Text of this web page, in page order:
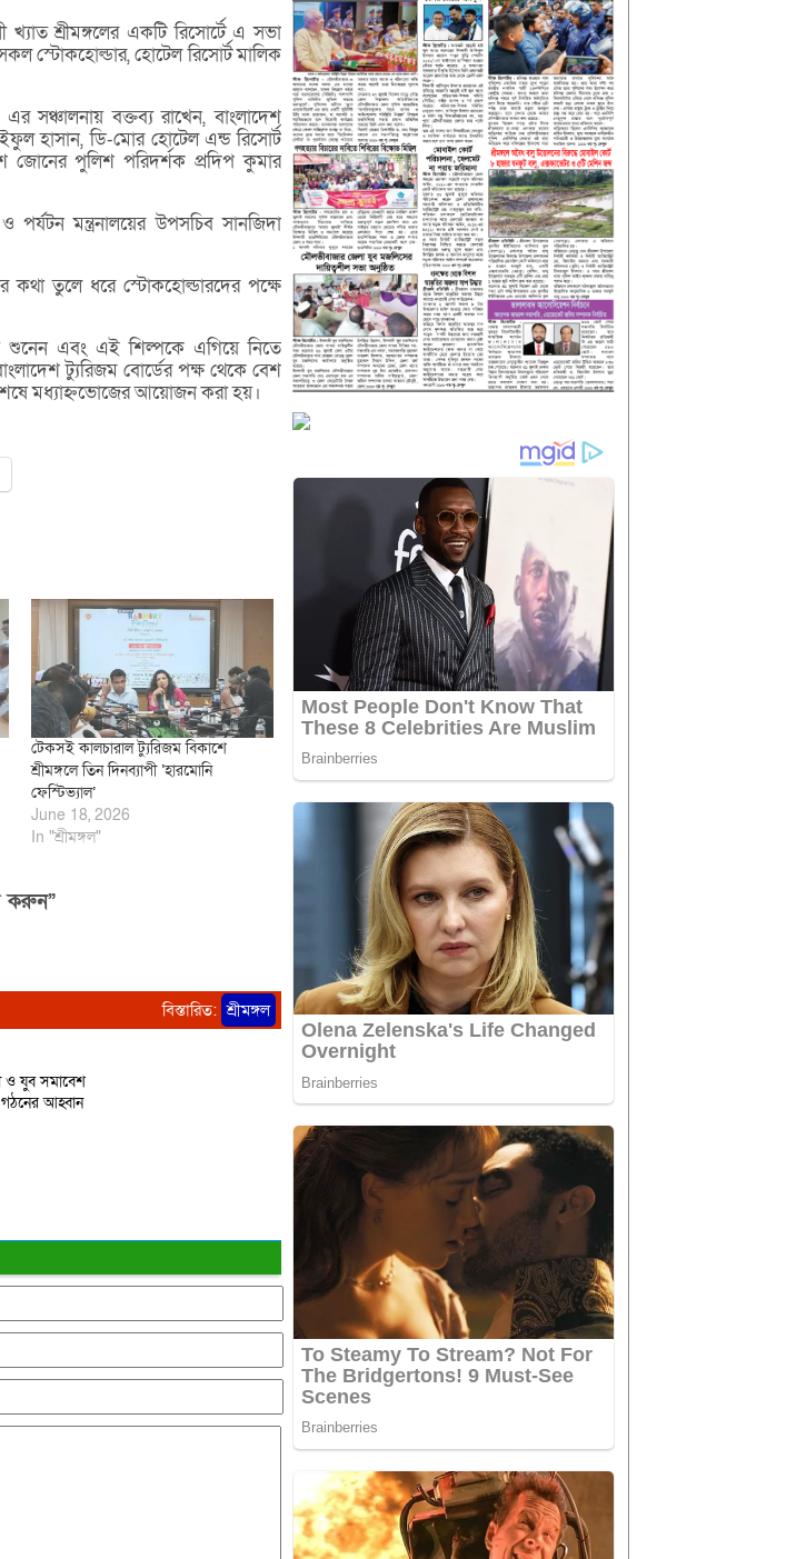
শ্রীমঙ্গলের একটি রিসোর্টে এ সভা
স্টোকহোল্ডার, হোটেল রিসোর্ট মালিক
সঞ্চালনায় বক্তব্য রাখেন, বাংলাদেশ
হাসান, ডি-মোর হোটেল এন্ড রিসোর্ট
জোনের পুলিশ পরিদর্শক প্রদিপ কুমার
পর্যটন মন্ত্রনালয়ের উপসচিব সানজিদা
কথা তুলে ধরে স্টোকহোল্ডারদের পক্ষে
শুনেন এবং এই শিল্পকে এগিয়ে নিতে
ট্যুরিজম বোর্ডের পক্ষ থেকে বেশ
মধ্যাহ্নভোজের আয়োজন করা হয়।
টেকসই কালচারাল ট্যুরিজম বিকাশে
শ্রীমঙ্গলে তিন দিনব্যাপী ‘হারমোনি
ফেস্টিভ্যাল’
June 18, 2026
In "শ্রীমঙ্গল"
করুন”
বিস্তারিত: শ্রীমঙ্গল
ও যুব সমাবেশ
গঠনের আহ্বান